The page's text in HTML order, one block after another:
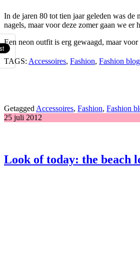
In de jaren 80 tot tien jaar geleden was
nagels, maar voor deze zomer gaan we
Een neon outfit is erg gewaagd, maar
TAGS: Accessoires, Fashion, Fashion
Getagged Accessoires, Fashion, Fashion
25 juli 2012
Look of today: the beach